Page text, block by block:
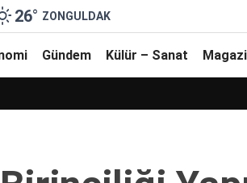
26° ZONGULDAK
Gündem Külür – Sanat